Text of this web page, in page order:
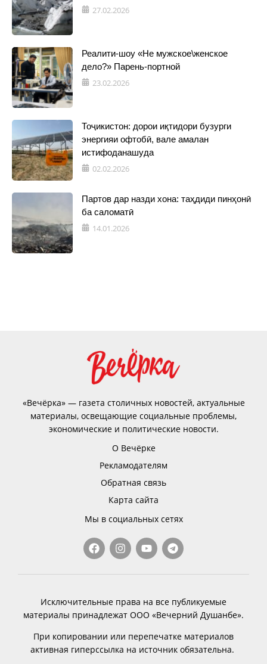
27.02.2026
Реалити-шоу «Не мужское\женское
дело?» Парень-портной
23.02.2026
Тоҷикистон: дорои иқтидори бузурги
энергияи офтобӣ, вале амалан
истифоданашуда
02.02.2026
Партов дар назди хона: таҳдиди пинҳонӣ
ба саломатӣ
14.01.2026
«Вечёрка» — газета столичных новостей, актуальные
материалы, освещающие социальные проблемы,
экономические и политические новости.
О Вечёрке
Рекламодателям
Обратная связь
Карта сайта
Мы в социальных сетях
Исключительные права на все публикуемые
материалы принадлежат ООО «Вечерний Душанбе».
При копировании или перепечатке материалов
активная гиперссылка на источник обязательна.